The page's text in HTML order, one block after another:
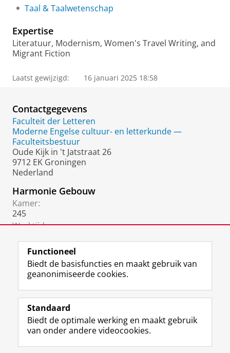
o
t
a
l
Taal & Taalwetenschap
Expertise
Literatuur, Modernism, Women's Travel Writing, and
Migrant Fiction
Laatst gewijzigd: 16 januari 2025 18:58
Contactgegevens
Faculteit der Letteren
Moderne Engelse cultuur- en letterkunde —
Faculteitsbestuur
Oude Kijk in 't Jatstraat 26
9712 EK Groningen
Nederland
Harmonie Gebouw
Kamer:
245
Werktijden:
Volg de RUG
F
a
e
b
L
i
k
e
R
S
-
f
I
n
t
Y
o
T
Studiekiezers
Functioneel
Biedt de basisfuncties en maakt gebruik van
geanonimiseerde cookies.
Standaard
Biedt de optimale werking en maakt gebruik
van onder andere videocookies.